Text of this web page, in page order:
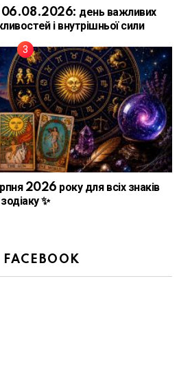
06.08.2026: день важливих
і внутрішньої сили
2026 року для всіх знаків
зодіаку ✨